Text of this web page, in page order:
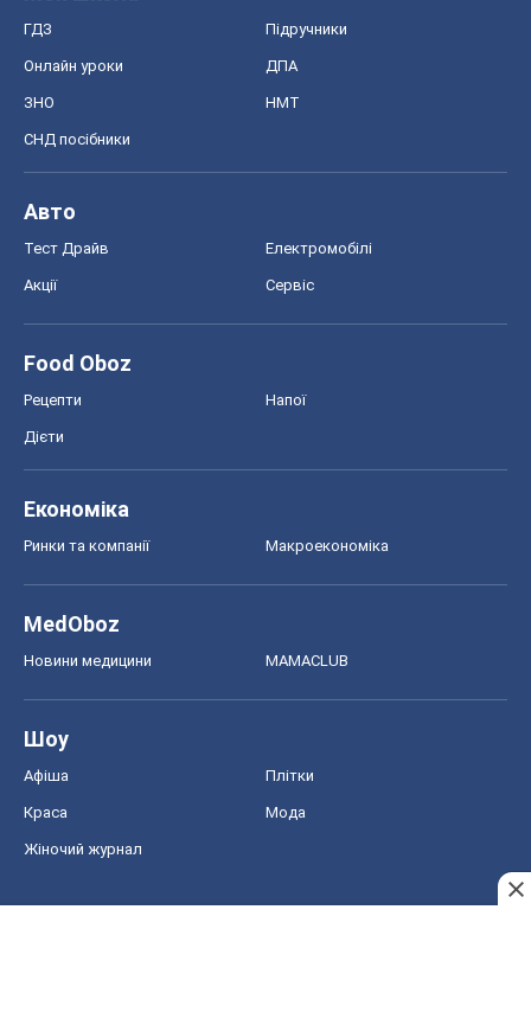
ГДЗ Підручники
Онлайн уроки ДПА
ЗНО НМТ
СНД посібники
Авто
Тест Драйв Електромобілі
Акції Сервіс
Food Oboz
Рецепти Напої
Дієти
Економіка
Ринки та компанії Макроекономіка
MedOboz
Новини медицини MAMACLUB
Шоу
Афіша Плітки
Краса Мода
Жіночий журнал